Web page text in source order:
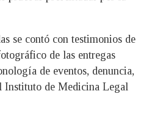
se contó con testimonios de
de las entregas
de eventos, denuncia,
Instituto de Medicina Legal